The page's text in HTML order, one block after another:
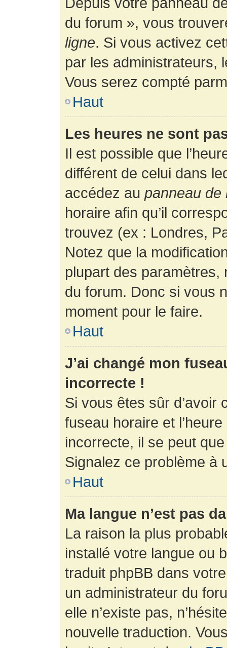
du forum », vous
ligne. Si vous activez
par les administrateurs,
Vous serez compté
Haut
Les heures ne sont
Il est possible que
différent de celui dans
accédez au panneau de
horaire afin qu’il
trouvez (ex : Londres,
Notez que la
plupart des paramètres,
du forum. Donc si vous
moment pour le faire.
Haut
J’ai changé mon
incorrecte !
Si vous êtes sûr d’avoir
fuseau horaire et
incorrecte, il se peut
Signalez ce problème à
Haut
Ma langue n’est pas
La raison la plus
installé votre langue ou
traduit phpBB dans
un administrateur du
elle n’existe pas,
nouvelle traduction.